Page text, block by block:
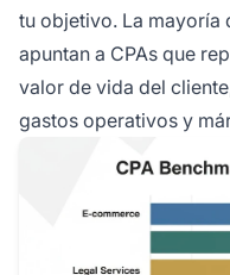
tu objetivo. La mayoría
apuntan a CPAs que
valor de vida del
gastos operativos y